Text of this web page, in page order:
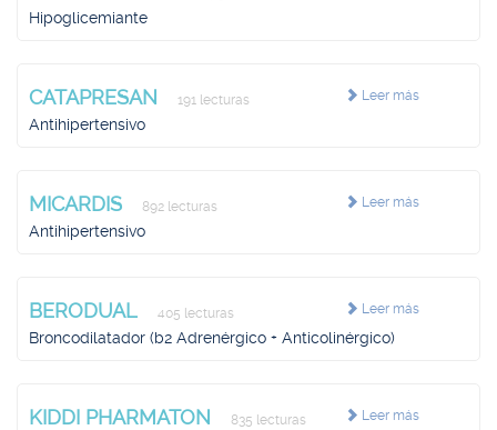
Hipoglicemiante
Leer más
CATAPRESAN 191 lecturas
Antihipertensivo
Leer más
MICARDIS 892 lecturas
Antihipertensivo
Leer más
BERODUAL 405 lecturas
Broncodilatador (b2 Adrenérgico + Anticolinérgico)
Leer más
KIDDI PHARMATON 835 lecturas